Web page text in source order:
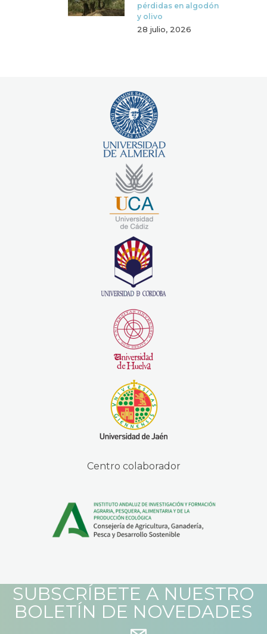
pérdidas en algodón
y olivo
28 julio, 2026
Centro colaborador
SUBSCRÍBETE A NUESTRO
BOLETÍN DE NOVEDADES